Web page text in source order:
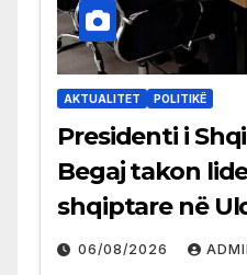
AKTUALITET POLITIKË
Presidenti i
Begaj takon
shqiptare në
06/08/2026